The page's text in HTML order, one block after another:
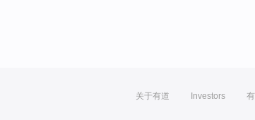
关于有道 Investors